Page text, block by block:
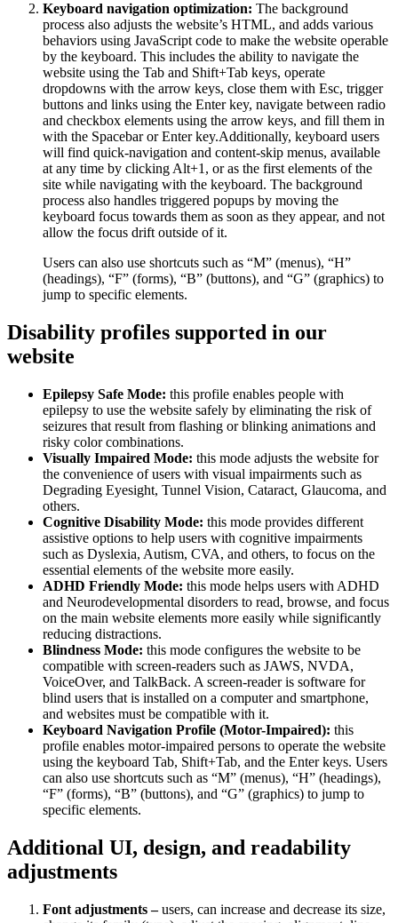
Keyboard navigation optimization: The background
process also adjusts the website’s HTML, and adds various
behaviors using JavaScript code to make the website operable
by the keyboard. This includes the ability to navigate the
website using the Tab and Shift+Tab keys, operate
dropdowns with the arrow keys, close them with Esc, trigger
buttons and links using the Enter key, navigate between radio
and checkbox elements using the arrow keys, and fill them in
with the Spacebar or Enter key.Additionally, keyboard users
will find quick-navigation and content-skip menus, available
at any time by clicking Alt+1, or as the first elements of the
site while navigating with the keyboard. The background
process also handles triggered popups by moving the
keyboard focus towards them as soon as they appear, and not
allow the focus drift outside of it.
Users can also use shortcuts such as “M” (menus), “H”
(headings), “F” (forms), “B” (buttons), and “G” (graphics) to
jump to specific elements.
Disability profiles supported in our
website
Epilepsy Safe Mode: this profile enables people with
epilepsy to use the website safely by eliminating the risk of
seizures that result from flashing or blinking animations and
risky color combinations.
Visually Impaired Mode: this mode adjusts the website for
the convenience of users with visual impairments such as
Degrading Eyesight, Tunnel Vision, Cataract, Glaucoma, and
others.
Cognitive Disability Mode: this mode provides different
assistive options to help users with cognitive impairments
such as Dyslexia, Autism, CVA, and others, to focus on the
essential elements of the website more easily.
ADHD Friendly Mode: this mode helps users with ADHD
and Neurodevelopmental disorders to read, browse, and focus
on the main website elements more easily while significantly
reducing distractions.
Blindness Mode: this mode configures the website to be
compatible with screen-readers such as JAWS, NVDA,
VoiceOver, and TalkBack. A screen-reader is software for
blind users that is installed on a computer and smartphone,
and websites must be compatible with it.
Keyboard Navigation Profile (Motor-Impaired): this
profile enables motor-impaired persons to operate the website
using the keyboard Tab, Shift+Tab, and the Enter keys. Users
can also use shortcuts such as “M” (menus), “H” (headings),
“F” (forms), “B” (buttons), and “G” (graphics) to jump to
specific elements.
Additional UI, design, and readability
adjustments
Font adjustments –users, can increase and decrease its size,